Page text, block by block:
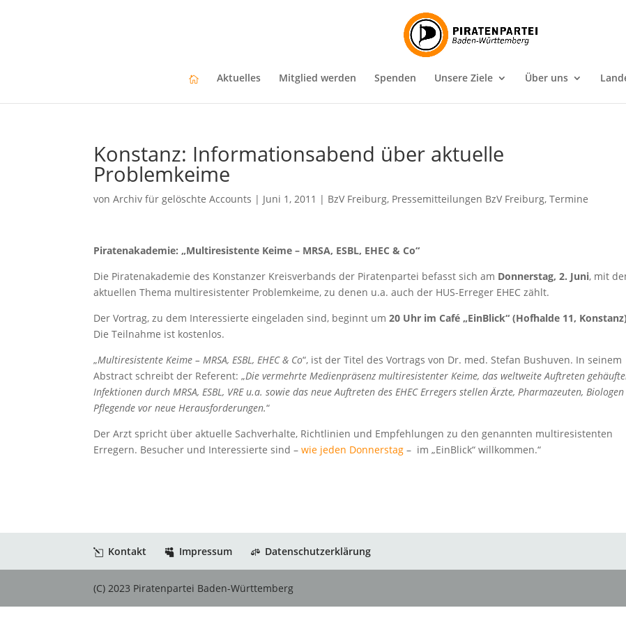
Aktuelles Mitglied werden Spenden Unsere Ziele Über uns
Konstanz: Informationsabend über aktuelle
Problemkeime
vonArchiv für gelöschte Accounts | Juni 1, 2011 | BzV Freiburg, Pressemitteilungen BzV Freiburg,Termine
Piratenakademie: „Multiresistente Keime – MRSA, ESBL, EHEC & Co“
Die Piratenakademie des Konstanzer Kreisverbands der Piratenpartei befasst sich am Donnerstag, 2. Juni, mit
aktuellen Thema multiresistenter Problemkeime, zu denen u.a. auch der HUS-Erreger EHEC zählt.
Der Vortrag, zu dem Interessierte eingeladen sind, beginnt um20 Uhr im Café „EinBlick“ (Hofhalde 11, Konstanz)
Die Teilnahme ist kostenlos.
„Multiresistente Keime – MRSA, ESBL, EHEC & Co“, ist der Titel des Vortrags von Dr. med. Stefan Bushuven. In seinem
Abstract schreibt der Referent: „Die vermehrte Medienpräsenz multiresistenter Keime, das weltweite Auftreten
Infektionen durch MRSA, ESBL, VRE u.a. sowie das neue Auftreten des EHEC Erregers stellen Ärzte, Pharmazeuten,
Pflegende vor neue Herausforderungen.“
Der Arzt spricht über aktuelle Sachverhalte, Richtlinien und Empfehlungen zu den genannten multiresistenten
Erregern. Besucher und Interessierte sind –wie jeden Donnerstag – im „EinBlick“ willkommen.“
Kontakt Impressum Datenschutzerklärung
(C) 2023 Piratenpartei Baden-Württemberg